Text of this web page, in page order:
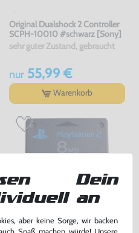
Original Dualshock 2 Controller
SCPH-10010 #schwarz [Sony]
sehr guter Zustand, gebraucht
nur55,99 €
Warenkorb
Dein
an
aber keine Sorge, wir backen